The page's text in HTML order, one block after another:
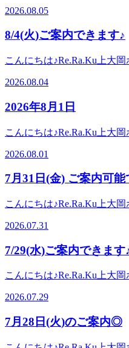
ーーーーーーーーーーーー
みなさまが健康で快適な生
わせはお電話でも承ってお
ちがいい肩甲骨ストレッチ
お身体づくりをサポートい
めてお待ちしております!ぜ
トレッチ&amp;ボディケア
達登録はこちら！当店のイ
はこちらから！
お支払方法を auペイ d払
AEONペイ お会計の20%が
※かなトクアプリの登録な
利用くださいませ☆ ーーー
ーーーーーーーーーーーー
みなさまが健康で快適な生
わせはお電話でも承ってお
ちがいい肩甲骨ストレッチ
めてお待ちしております!ぜ
トレッチ&amp;ボディケア
達登録はこちら！当店のイ
きは是非Re.Ra.Kuのボディ
ょう！冷たい炭酸泡を使用
す。さて、8月6日(水）は
ーーーーー‼ここでお得情
わトクトクキャンペーン
AEONペイ お会計の20%が
※かなトクアプリの登録
利用くださいませ☆ ーーー
トをおいてお疲れの箇所中
ただきますのでぜひお立ち
来店、心よりお待ちしてお
お身体づくりをサポートい
めてお待ちしております!ぜ
トレッチ&amp;ボディケア
達登録はこちら！当店のイ
はこちらから！
2026.08.05
8/4(火)ご案内できます♪
こんにちは♪Re.Ra.Ku上大
分補給を忘れずにお過ごし
ょう！冷たい炭酸泡を使用
でご案内可能です!どうぞお
せ。 ーーーーーーー‼ここ
-☆かながわトクトクキャン
です☆ お支払方法を auペ
メルペイ AEONペイ お会
♪(上限有) ※かなトクアプ
ーーーーーーーーーーーー
いります。みなさまが健康
約・お問い合わせはお電話
ように気持ちがいい肩甲骨
疲れづらいお身体づくりを
同、手を温めてお待ちして
の肩甲骨ストレッチ&amp;
2026.08.04
2026年8月1日
こんにちは♪Re.Ra.Ku上大
まりませんね。。。水分、
Re.Ra.Kuのボディケア・フ
い炭酸泡を使用した爽快ヘ
内可能です!どうぞお気軽に
店では肩甲骨にポイントを
ようサポートさせていただ
い☆ご予約・お問い合わせ
で、お気軽にどうぞ♪ご来
でも健康で疲れづらいお身
会にリラクの肩甲骨ストレ
2026.08.01
7月31日(金) ご案内可能
こんにちは♪Re.Ra.Ku上大
最終日！是非Re.Ra.Kuのボ
ださい♪さて、7月31日(金)
内可能です!ペアでも可能な
にポイントをおいてお疲れ
ります。みなさまが健康で
お問い合わせはお電話でも
うぞ♪ご来店、心よりお待
に気持ちがいい肩甲骨スト
2026.07.31
7/29(水)ご案内できます
こんにちは♪Re.Ra.Ku上大
ね・・！お身体のだるさを
ディケア・フットケアをご
(水)は10:30〜20:00上記の時
2026.07.29
7月28日(火)のご案内◎